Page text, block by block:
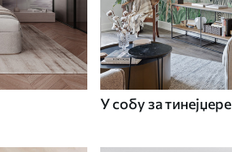
У собу за тинејџере